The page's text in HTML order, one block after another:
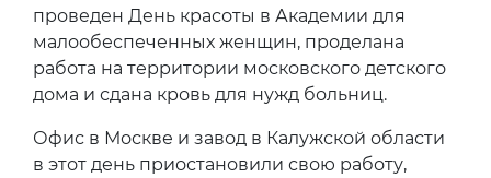
проведен День красоты в Академии для
малообеспеченных женщин, проделана
работа на территории московского детского
дома и сдана кровь для нужд больниц.
Офис в Москве и завод в Калужской области
в этот день приостановили свою работу,